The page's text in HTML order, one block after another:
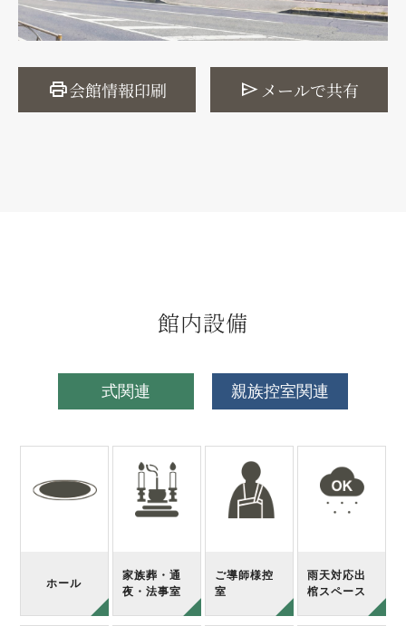
print会館情報印刷 send メールで共有
館内設備
式関連 親族控室関連
ホール
家族葬・通
夜・法事室
ご導師様控
室
雨天対応出
棺スペース